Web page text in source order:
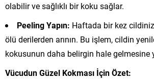
olabilir ve sağlıklı bir koku sağlar.
Peeling Yapın: Haftada bir kez
ölü derilerden arının. Bu işlem, cildin
kokusunun daha belirgin hale gelmesine
Vücudun Güzel Kokması İçin Özet: